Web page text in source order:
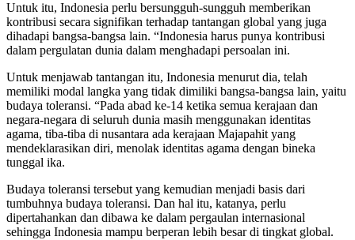
Untuk itu, Indonesia perlu bersungguh-sungguh memberikan
kontribusi secara signifikan terhadap tantangan global yang juga
dihadapi bangsa-bangsa lain. “Indonesia harus punya kontribusi
dalam pergulatan dunia dalam menghadapi persoalan ini.
Untuk menjawab tantangan itu, Indonesia menurut dia, telah
memiliki modal langka yang tidak dimiliki bangsa-bangsa lain, yaitu
budaya toleransi. “Pada abad ke-14 ketika semua kerajaan dan
negara-negara di seluruh dunia masih menggunakan identitas
agama, tiba-tiba di nusantara ada kerajaan Majapahit yang
mendeklarasikan diri, menolak identitas agama dengan bineka
tunggal ika.
Budaya toleransi tersebut yang kemudian menjadi basis dari
tumbuhnya budaya toleransi. Dan hal itu, katanya, perlu
dipertahankan dan dibawa ke dalam pergaulan internasional
sehingga Indonesia mampu berperan lebih besar di tingkat global.